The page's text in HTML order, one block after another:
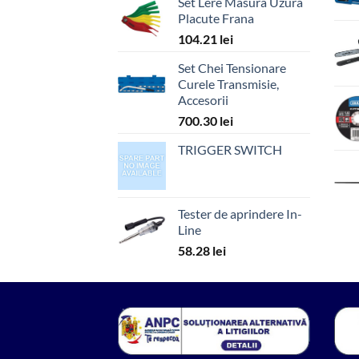
Placute Frana
104.21 lei
Set Chei Tensionare
Curele Transmisie,
Accesorii
700.30 lei
TRIGGER SWITCH
Tester de aprindere In-
Line
58.28 lei